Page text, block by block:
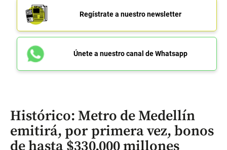
Regístrate a nuestro newsletter
Únete a nuestro canal de Whatsapp
Histórico: Metro de Medellín
emitirá, por primera vez, bonos
de hasta $330.000 millones